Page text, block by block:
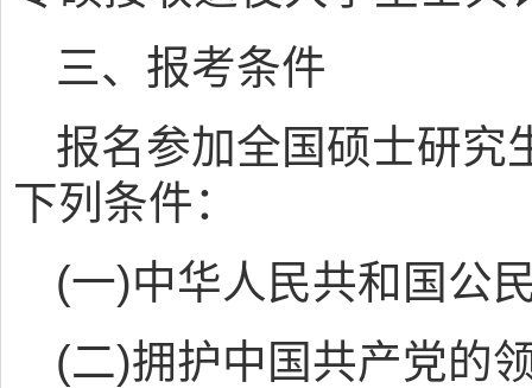
三、报考条件
报名参加全国硕士研究
下列条件：
(一)中华人民共和国公
(二)拥护中国共产党的